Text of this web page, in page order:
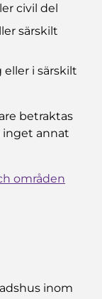
civil del
särskilt
eller i särskilt
betraktas
inget annat
områden
inom